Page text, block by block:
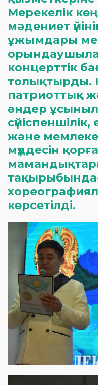
Мерекелік
мәдениет
ұжымдары
концерттік
толықтырды.
патриоттық
әндер
және
мүддесін
көрсетілді.